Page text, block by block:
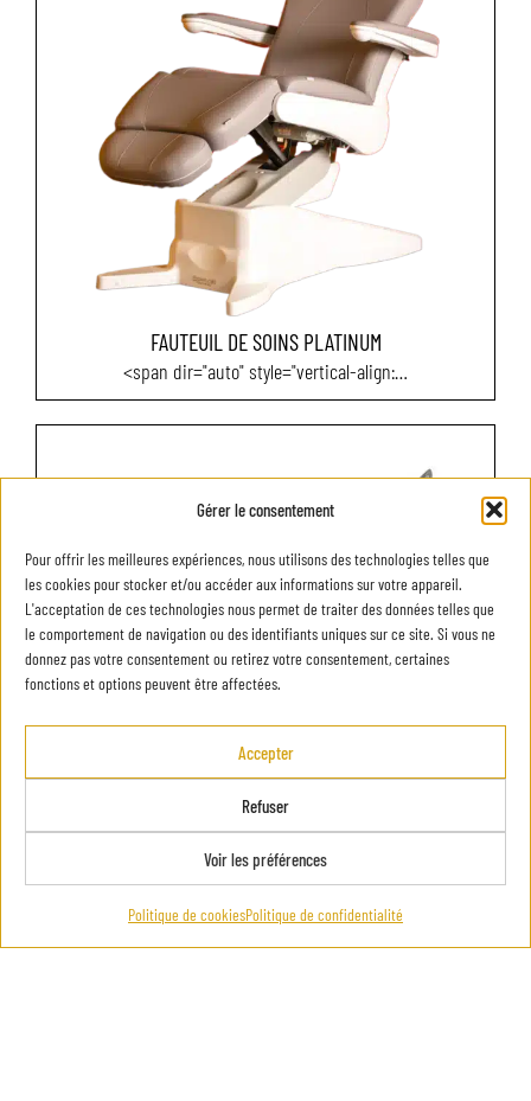
Gérer le consentement
Pour offrir les meilleures expériences, nous utilisons des technologies telles que
les cookies pour stocker et/ou accéder aux informations sur votre appareil.
L'acceptation de ces technologies nous permet de traiter des données telles que
le comportement de navigation ou des identifiants uniques sur ce site. Si vous ne
donnez pas votre consentement ou retirez votre consentement, certaines
fonctions et options peuvent être affectées.
Accepter
Refuser
Voir les préférences
Politique de cookiesPolitique de confidentialité
FAUTEUIL DE SOINS PLATINUM
<span dir="auto" style="vertical-align:…
COTONS-TIGES DOUBLE FACE 300 PIÈCES
douceur des deux côtés…